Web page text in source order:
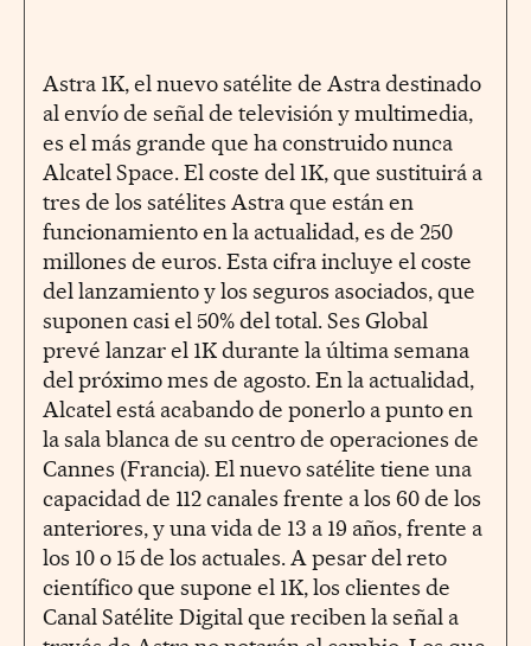
Astra 1K, el nuevo satélite de Astra destinado
al envío de señal de televisión y multimedia,
es el más grande que ha construido nunca
Alcatel Space. El coste del 1K, que sustituirá a
tres de los satélites Astra que están en
funcionamiento en la actualidad, es de 250
millones de euros. Esta cifra incluye el coste
del lanzamiento y los seguros asociados, que
suponen casi el 50% del total. Ses Global
prevé lanzar el 1K durante la última semana
del próximo mes de agosto. En la actualidad,
Alcatel está acabando de ponerlo a punto en
la sala blanca de su centro de operaciones de
Cannes (Francia). El nuevo satélite tiene una
capacidad de 112 canales frente a los 60 de los
anteriores, y una vida de 13 a 19 años, frente a
los 10 o 15 de los actuales. A pesar del reto
científico que supone el 1K, los clientes de
Canal Satélite Digital que reciben la señal a